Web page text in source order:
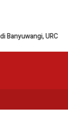
URC Macan